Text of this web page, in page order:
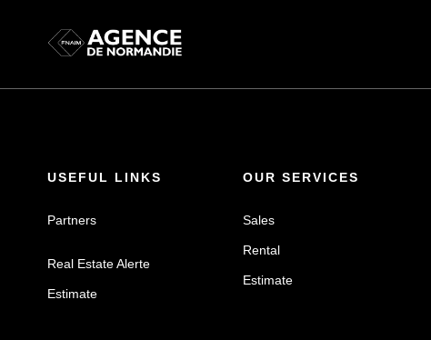
USEFUL LINKS
Partners
Real Estate Alerte
Estimate
OUR SERVICES
Sales
Rental
Estimate